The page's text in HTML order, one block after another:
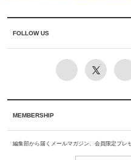
FOLLOW US
MEMBERSHIP
編集部から届くメールマガジン、会員限定プレ